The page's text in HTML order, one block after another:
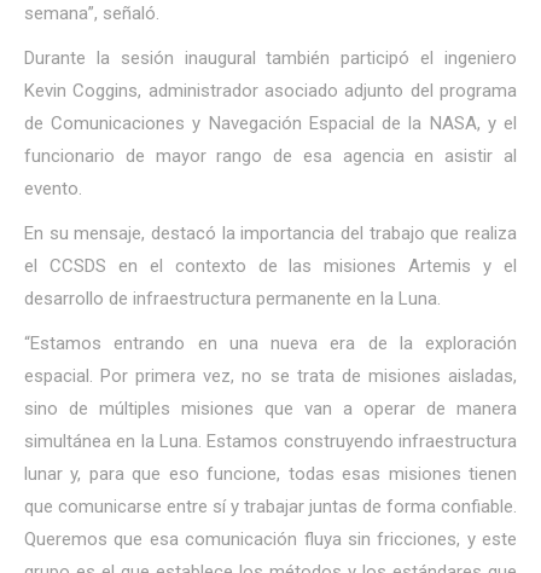
semana”, señaló.
Durante la sesión inaugural también participó el ingeniero
Kevin Coggins, administrador asociado adjunto del programa
de Comunicaciones y Navegación Espacial de la NASA, y el
funcionario de mayor rango de esa agencia en asistir al
evento.
En su mensaje, destacó la importancia del trabajo que realiza
el CCSDS en el contexto de las misiones Artemis y el
desarrollo de infraestructura permanente en la Luna.
“Estamos entrando en una nueva era de la exploración
espacial. Por primera vez, no se trata de misiones aisladas,
sino de múltiples misiones que van a operar de manera
simultánea en la Luna. Estamos construyendo infraestructura
lunar y, para que eso funcione, todas esas misiones tienen
que comunicarse entre sí y trabajar juntas de forma confiable.
Queremos que esa comunicación fluya sin fricciones, y este